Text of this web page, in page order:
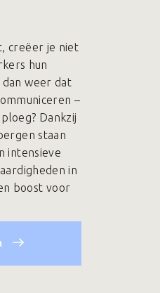
creëer je niet
hun
dan weer dat
–
Dankzij
staan
intensieve
in
boost voor